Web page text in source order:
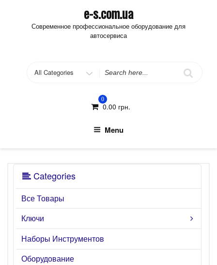
e-s.com.ua
Современное профессиональное оборудование для
автосервиса
Search
0
0.00 грн.
Menu
Categories
Все Товары
Ключи
Наборы Инструментов
Оборудование